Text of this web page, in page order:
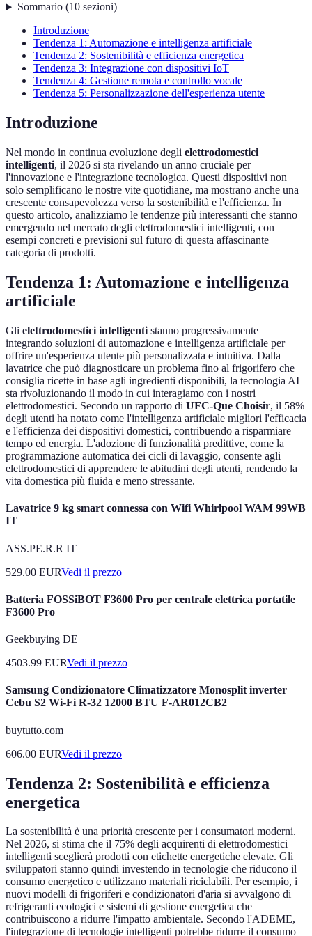
Sommario(10 sezioni)
Introduzione
Tendenza 1: Automazione e intelligenza artificiale
Tendenza 2: Sostenibilità e efficienza energetica
Tendenza 3: Integrazione con dispositivi IoT
Tendenza 4: Gestione remota e controllo vocale
Tendenza 5: Personalizzazione dell'esperienza utente
Introduzione
Nel mondo in continua evoluzione degli elettrodomestici
intelligenti, il 2026 si sta rivelando un anno cruciale per
l'innovazione e l'integrazione tecnologica. Questi dispositivi non
solo semplificano le nostre vite quotidiane, ma mostrano anche una
crescente consapevolezza verso la sostenibilità e l'efficienza. In
questo articolo, analizziamo le tendenze più interessanti che stanno
emergendo nel mercato degli elettrodomestici intelligenti, con
esempi concreti e previsioni sul futuro di questa affascinante
categoria di prodotti.
Tendenza 1: Automazione e intelligenza
artificiale
Gli elettrodomestici intelligenti stanno progressivamente
integrando soluzioni di automazione e intelligenza artificiale per
offrire un'esperienza utente più personalizzata e intuitiva. Dalla
lavatrice che può diagnosticare un problema fino al frigorifero che
consiglia ricette in base agli ingredienti disponibili, la tecnologia AI
sta rivoluzionando il modo in cui interagiamo con i nostri
elettrodomestici. Secondo un rapporto di UFC-Que Choisir, il 58%
degli utenti ha notato come l'intelligenza artificiale migliori l'efficacia
e l'efficienza dei dispositivi domestici, contribuendo a risparmiare
tempo ed energia. L'adozione di funzionalità predittive, come la
programmazione automatica dei cicli di lavaggio, consente agli
elettrodomestici di apprendere le abitudini degli utenti, rendendo la
vita domestica più fluida e meno stressante.
Lavatrice 9 kg smart connessa con Wifi Whirlpool WAM 99WB
IT
ASS.PE.R.R IT
529.00 EURVedi il prezzo
Batteria FOSSiBOT F3600 Pro per centrale elettrica portatile
F3600 Pro
Geekbuying DE
4503.99 EURVedi il prezzo
Samsung Condizionatore Climatizzatore Monosplit inverter
Cebu S2 Wi-Fi R-32 12000 BTU F-AR012CB2
buytutto.com
606.00 EURVedi il prezzo
Tendenza 2: Sostenibilità e efficienza
energetica
La sostenibilità è una priorità crescente per i consumatori moderni.
Nel 2026, si stima che il 75% degli acquirenti di elettrodomestici
intelligenti sceglierà prodotti con etichette energetiche elevate. Gli
sviluppatori stanno quindi investendo in tecnologie che riducono il
consumo energetico e utilizzano materiali riciclabili. Per esempio, i
nuovi modelli di frigoriferi e condizionatori d'aria si avvalgono di
refrigeranti ecologici e sistemi di gestione energetica che
contribuiscono a ridurre l'impatto ambientale. Secondo l'ADEME,
l'integrazione di tecnologie intelligenti potrebbe ridurre il consumo